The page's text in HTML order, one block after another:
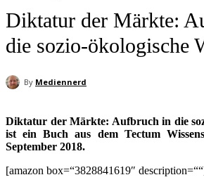
Diktatur der Märkte:
die sozio-ökologische
By Mediennerd
Diktatur der Märkte: Aufbruch in die
ist ein Buch aus dem Tectum
September 2018.
[amazon box=“3828841619″